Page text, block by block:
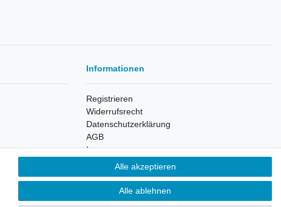
Informationen
Registrieren
Widerrufsrecht
Datenschutzerklärung
AGB
Impressum
Alle akzeptieren
Alle ablehnen